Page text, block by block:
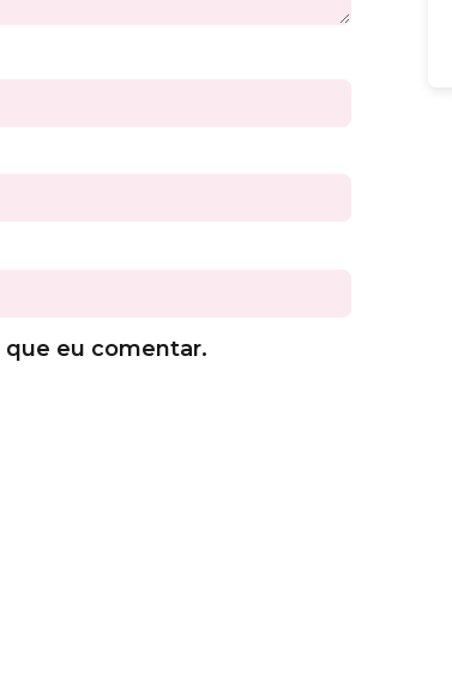
que eu comentar.